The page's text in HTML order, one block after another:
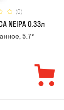
(0)
NEIPA 0.33л
5.7°